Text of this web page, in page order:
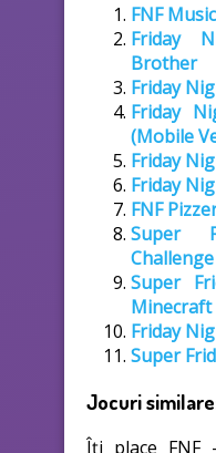
FNF
Friday
Brother
Friday
Friday
(Mobile
Friday
Friday
FNF
Super
Challenge
Super
Minecraft
Friday
Super
Jocuri
Îți place FNF